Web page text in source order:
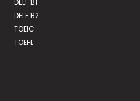
DELF B2
TOEIC
TOEFL